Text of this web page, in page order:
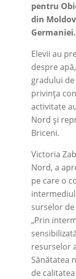
pentru
din
Germaniei.
Elevii au
despre
gradului
privința
activitate
Nord și
Briceni.
Victoria
Nord, a
pe care o
surselor
„Prin
resurselor
Sănătatea
de